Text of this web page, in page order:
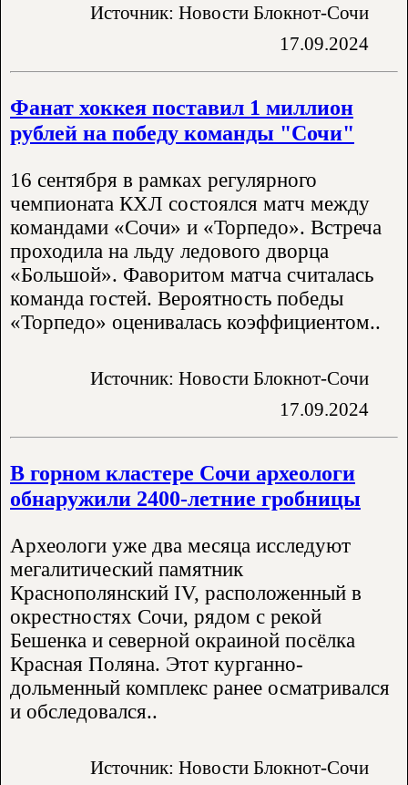
Источник: Новости Блокнот-Сочи
17.09.2024
Фанат хоккея поставил 1 миллион
рублей на победу команды "Сочи"
16 сентября в рамках регулярного
чемпионата КХЛ состоялся матч между
командами «Сочи» и «Торпедо». Встреча
проходила на льду ледового дворца
«Большой». Фаворитом матча считалась
команда гостей. Вероятность победы
«Торпедо» оценивалась коэффициентом..
Источник: Новости Блокнот-Сочи
17.09.2024
В горном кластере Сочи археологи
обнаружили 2400-летние гробницы
Археологи уже два месяца исследуют
мегалитический памятник
Краснополянский IV, расположенный в
окрестностях Сочи, рядом с рекой
Бешенка и северной окраиной посёлка
Красная Поляна. Этот курганно-
дольменный комплекс ранее осматривался
и обследовался..
Источник: Новости Блокнот-Сочи